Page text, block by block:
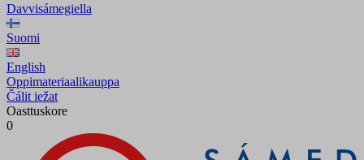
Davvisámegiella
Suomi
English
Oppimateriaalikauppa
Čálit iežat
Oasttuskore
0